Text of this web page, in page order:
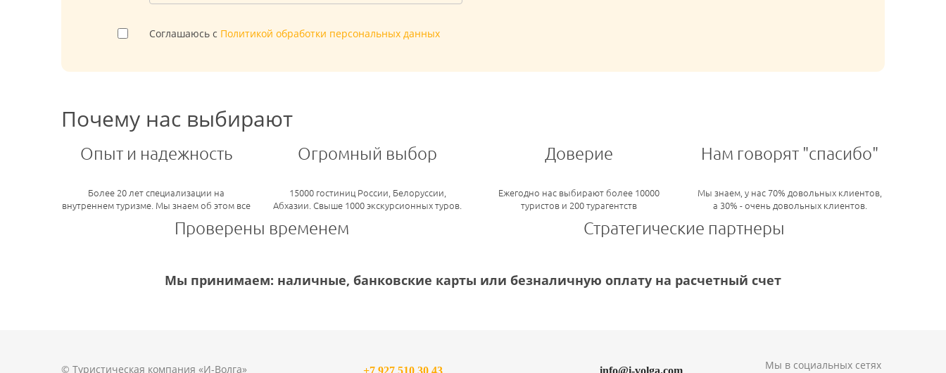
Соглашаюсь с Политикой обработки персональных данных
Почему нас выбирают
Опыт и надежность
Более 20 лет специализации на
внутреннем туризме. Мы знаем об этом все
Огромный выбор
15000 гостиниц России, Белоруссии,
Абхазии. Свыше 1000 экскурсионных туров.
Доверие
Ежегодно нас выбирают более 10000
туристов и 200 турагентств
Нам говорят "спасибо"
Мы знаем, у нас 70% довольных клиентов,
а 30% - очень довольных клиентов.
Проверены временем Стратегические партнеры
Мы принимаем: наличные, банковские карты или безналичную оплату на расчетный счет
© Туристическая компания «И-Волга» +7 927 510 30 43 info@i-volga.com Мы в социальных сетях